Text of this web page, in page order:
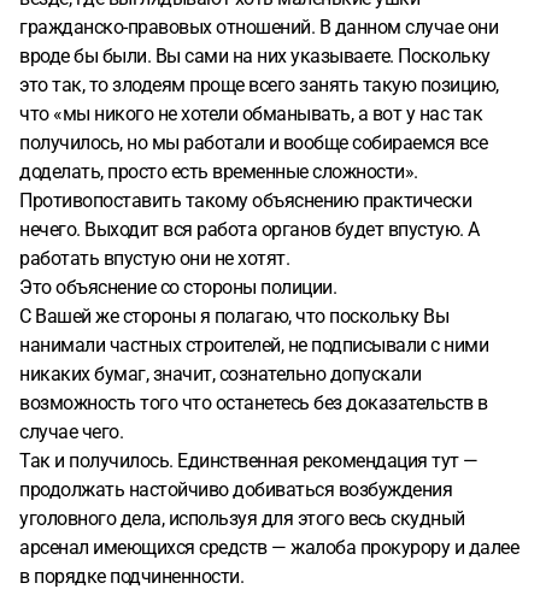
то участковый, сообщил мне что ему "вообще все-равно,
т.к. он уходит на пенсию". Отказ составлен с кучей ошибок
( фамилии даже не правильные, после "постановил:" слово
"отказать" даже не написал- не понятно, что постановил)).
Его начальник сообщил, что если участковый возбудит
дело, то следственный комитет заподозрит его в сговоре
со мной. Бред какой-то. Постановление об отказе нашли и
выдали мне через 36дней после заявления моего. Поехал
в прокуратуру. Там сказали возбуждать дело не будут - у
вас гражданско- правовой спор. Почему???? Факт
передачи денег есть - доказать легко (свидетели, смс где
фигурирует сумма и они ее признают, записка от них
чтобы я их не искал), цель и мотив тоже есть- завладеть
обманным путем моими ден. средствами, умысел есть-
они прекрасно понимали что обманывают. Почему не
возбуждают уголовное дело?? Мировой суд то точно
искать не будет. Возможно ли все-таки возбудить дело
уголовное? И что делать в этой ситуации?? Заранее
благодарю
гражданско-правовых отношений. В данном случае они
вроде бы были. Вы сами на них указываете. Поскольку
это так, то злодеям проще всего занять такую позицию,
что «мы никого не хотели обманывать, а вот у нас так
получилось, но мы работали и вообще собираемся все
доделать, просто есть временные сложности».
Противопоставить такому объяснению практически
нечего. Выходит вся работа органов будет впустую. А
работать впустую они не хотят.
Это объяснение со стороны полиции.
С Вашей же стороны я полагаю, что поскольку Вы
нанимали частных строителей, не подписывали с ними
никаких бумаг, значит, сознательно допускали
возможность того что останетесь без доказательств в
случае чего.
Так и получилось. Единственная рекомендация тут —
продолжать настойчиво добиваться возбуждения
уголовного дела, используя для этого весь скудный
арсенал имеющихся средств — жалоба прокурору и далее
в порядке подчиненности.